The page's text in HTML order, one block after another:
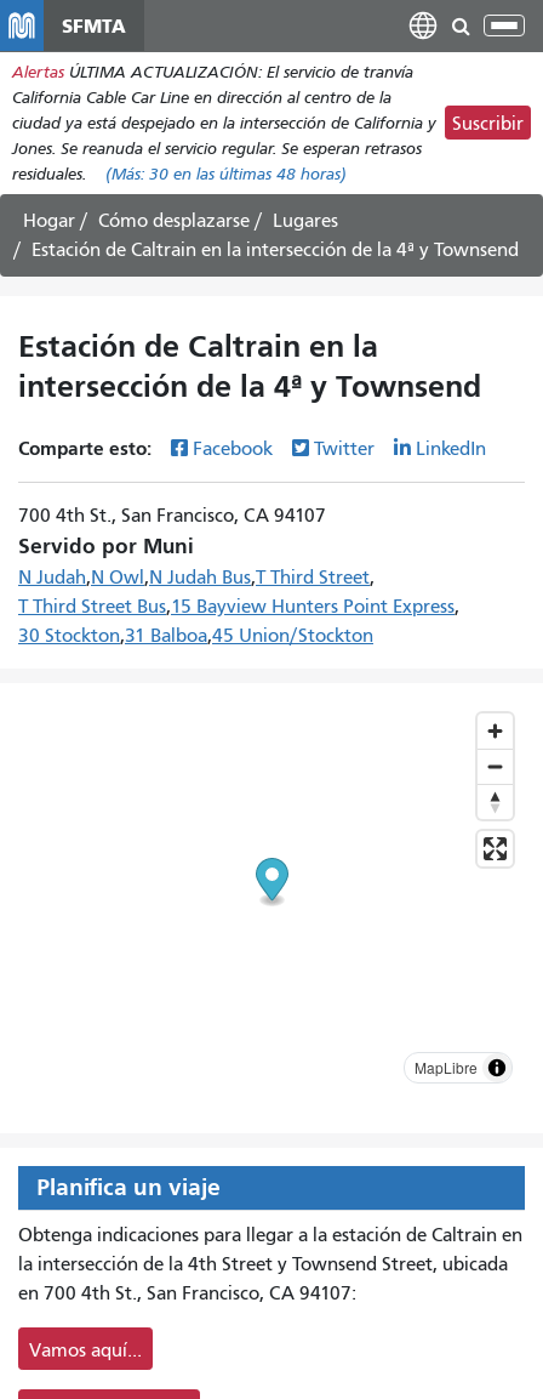
contenido
principal
SFMTA
Alertas ÚLTIMA ACTUALIZACIÓN: El servicio de tranvía
California Cable Car Line en dirección al centro de la
ciudad ya está despejado en la intersección de California y
Jones. Se reanuda el servicio regular. Se esperan retrasos
residuales.
(Más: 30 en las últimas 48 horas)
Suscribir
Hogar Cómo desplazarse
Lugares
Estación de Caltrain en la intersección de la 4ª y Townsend
Estación de Caltrain en la
intersección de la 4ª y Townsend
Comparte esto: Facebook Twitter LinkedIn
700 4th St., San Francisco, CA 94107
Servido por Muni
N Judah N Owl N Judah Bus T Third Street
T Third Street Bus 15 Bayview Hunters Point Express
30 Stockton 31 Balboa 45 Union/Stockton
MapLibre
Planifica un viaje
Obtenga indicaciones para llegar a la estación de Caltrain en
la intersección de la 4th Street y Townsend Street, ubicada
en 700 4th St., San Francisco, CA 94107:
Vamos aquí...